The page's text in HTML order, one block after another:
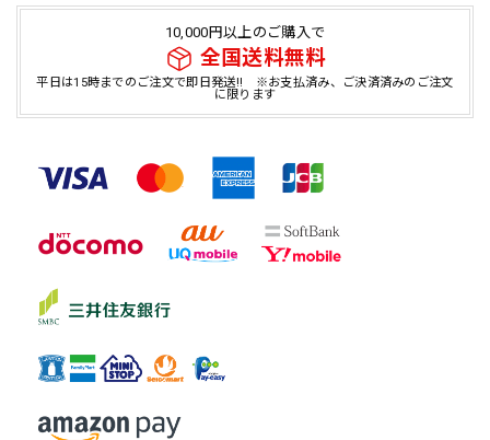
10,000円以上のご購入で
全国送料無料
平日は15時までのご注文で即日発送!! ※お支払済み、ご決済済みのご注文
に限ります